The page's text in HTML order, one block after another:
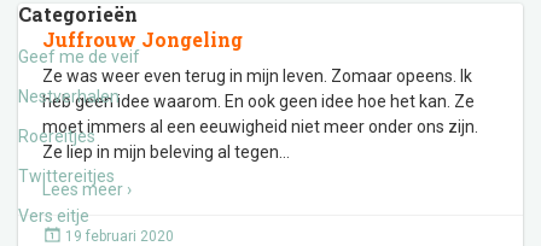
Categorieën
Geef me de veif
Nestverhalen
Roereitjes
Twittereitjes
Vers eitje
Juffrouw Jongeling
Ze was weer even terug in mijn leven. Zomaar opeens. Ik
heb geen idee waarom. En ook geen idee hoe het kan. Ze
moet immers al een eeuwigheid niet meer onder ons zijn.
Ze liep in mijn beleving al tegen
Lees meer ›
19 februari 2020